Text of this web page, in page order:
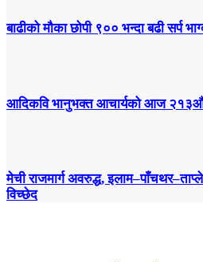
बाढीको मौका छोपी ९०० भन्दा बढी सर्प
आदिकवि भानुभक्त आचार्यको आज
मेची राजमार्ग अवरुद्ध,
विच्छेद